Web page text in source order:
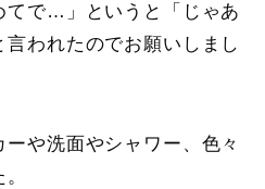
てで…」というと「じゃあ
われたのでお願いしまし
や洗面やシャワー、色々